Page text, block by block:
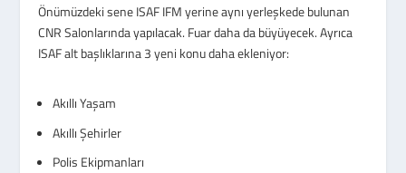
Önümüzdeki sene ISAF IFM yerine aynı yerleşkede bulunan
CNR Salonlarında yapılacak. Fuar daha da büyüyecek. Ayrıca
ISAF alt başlıklarına 3 yeni konu daha ekleniyor:
Akıllı Yaşam
Akıllı Şehirler
Polis Ekipmanları